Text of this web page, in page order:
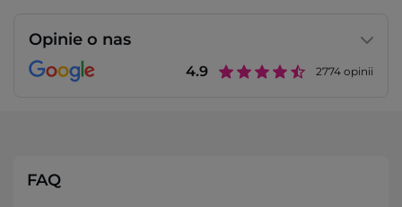
Opinie o nas
4.9 2774 opinii
FAQ